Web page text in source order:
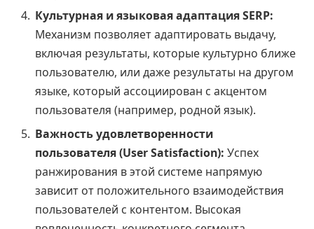
Культурная и языковая адаптация SERP:
Механизм позволяет адаптировать выдачу,
включая результаты, которые культурно ближе
пользователю, или даже результаты на другом
языке, который ассоциирован с акцентом
пользователя (например, родной язык).
Важность удовлетворенности
пользователя (User Satisfaction): Успех
ранжирования в этой системе напрямую
зависит от положительного взаимодействия
пользователей с контентом. Высокая